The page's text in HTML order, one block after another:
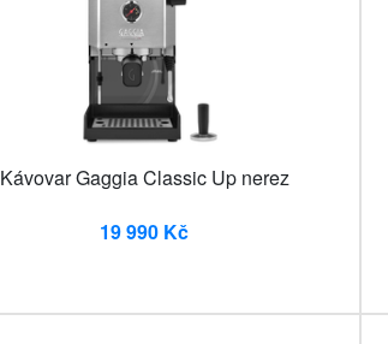
Kávovar Gaggia Classic Up nerez
19 990 Kč